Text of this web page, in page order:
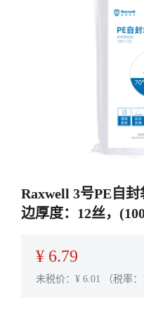
Raxwell 3号PE自
边厚度：12丝，
¥ 6.79
未税价：¥ 6.01 （税率：